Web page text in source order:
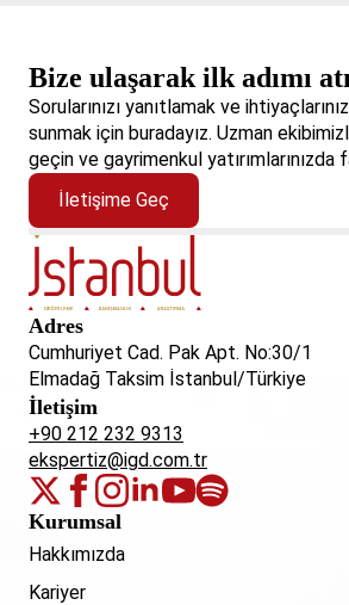
Bize ulaşarak ilk adımı
Sorularınızı yanıtlamak ve
sunmak için buradayız. Uzman
geçin ve gayrimenkul yatırımlarınızda
İletişime Geç
Adres
Cumhuriyet Cad. Pak Apt. No:30/1
Elmadağ Taksim İstanbul/Türkiye
İletişim
+90 212 232 9313
ekspertiz@igd.com.tr
Kurumsal
Hakkımızda
Kariyer